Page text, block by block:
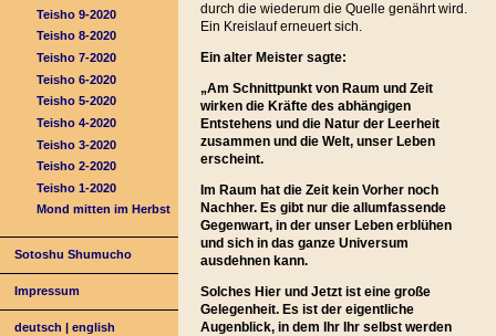
Teisho 9-2020
Teisho 8-2020
Teisho 7-2020
Teisho 6-2020
Teisho 5-2020
Teisho 4-2020
Teisho 3-2020
Teisho 2-2020
Teisho 1-2020
Mond mitten im Herbst
Sotoshu Shumucho
Impressum
deutsch |english
durch die wiederum die Quelle genährt wird.
Ein Kreislauf erneuert sich.
Ein alter Meister sagte:
„Am Schnittpunkt von Raum und Zeit
wirken die Kräfte des abhängigen
Entstehens und die Natur der Leerheit
zusammen und die Welt, unser Leben
erscheint.
Im Raum hat die Zeit kein Vorher noch
Nachher. Es gibt nur die allumfassende
Gegenwart, in der unser Leben erblühen
und sich in das ganze Universum
ausdehnen kann.
Solches Hier und Jetzt ist eine große
Gelegenheit. Es ist der eigentliche
Augenblick, in dem Ihr Ihr selbst werden